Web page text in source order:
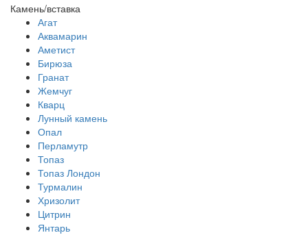
Камень/вставка
Агат
Аквамарин
Аметист
Бирюза
Гранат
Жемчуг
Кварц
Лунный камень
Опал
Перламутр
Топаз
Топаз Лондон
Турмалин
Хризолит
Цитрин
Янтарь